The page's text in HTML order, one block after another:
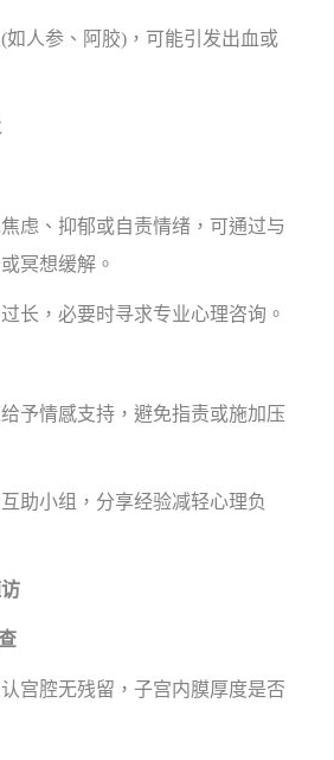
人参、阿胶)，可能引发出血或
、抑郁或自责情绪，可通过与
冥想缓解。
，必要时寻求专业心理咨询。
情感支持，避免指责或施加压
小组，分享经验减轻心理负
腔无残留，子宫内膜厚度是否